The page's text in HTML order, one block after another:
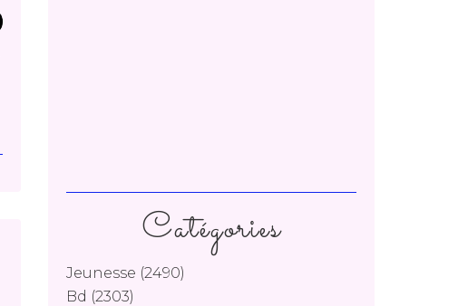
Catégories
Jeunesse (2490)
Bd (2303)